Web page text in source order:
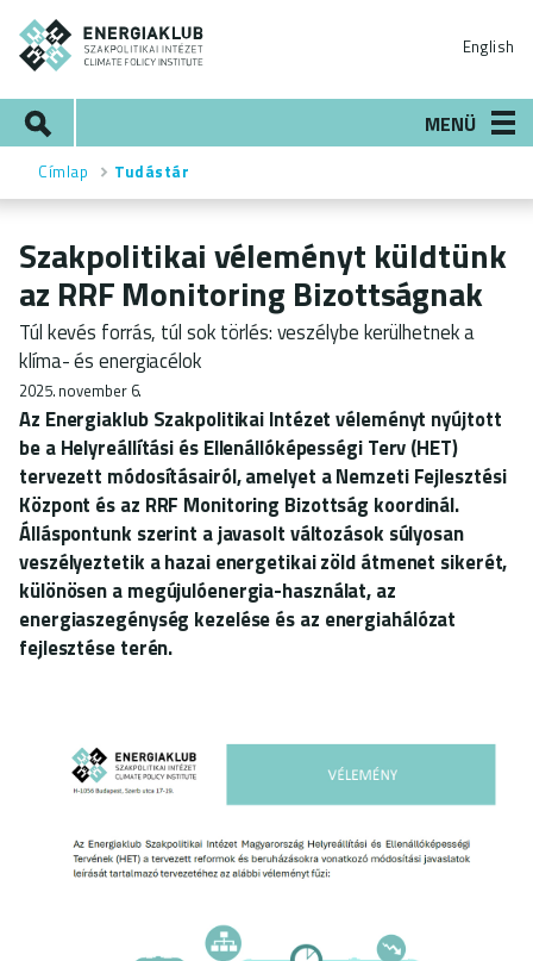
Ugrás
tartalomra
English
MENÜ
Morzsa
Címlap Tudástár
Szakpolitikai véleményt küldtünk
az RRF Monitoring Bizottságnak
Túl kevés forrás, túl sok törlés: veszélybe kerülhetnek a
klíma- és energiacélok
2025. november 6.
Az Energiaklub Szakpolitikai Intézet véleményt nyújtott
be a Helyreállítási és Ellenállóképességi Terv (HET)
tervezett módosításairól, amelyet a Nemzeti Fejlesztési
Központ és az RRF Monitoring Bizottság koordinál.
Álláspontunk szerint a javasolt változások súlyosan
veszélyeztetik a hazai energetikai zöld átmenet sikerét,
különösen a megújulóenergia-használat, az
energiaszegénység kezelése és az energiahálózat
fejlesztése terén.